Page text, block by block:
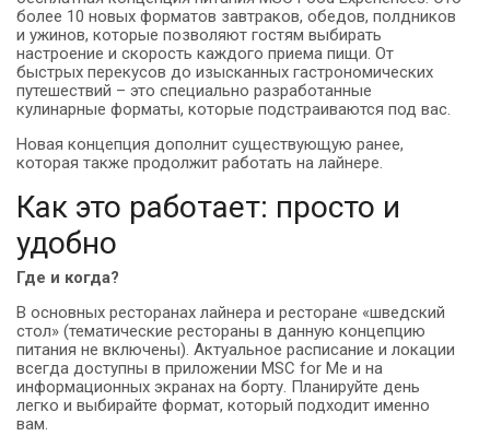
более 10 новых форматов завтраков, обедов, полдников
и ужинов, которые позволяют гостям выбирать
настроение и скорость каждого приема пищи. От
быстрых перекусов до изысканных гастрономических
путешествий – это специально разработанные
кулинарные форматы, которые подстраиваются под вас.
Новая концепция дополнит существующую ранее,
которая также продолжит работать на лайнере.
Как это работает: просто и
удобно
Где и когда?
В основных ресторанах лайнера и ресторане «шведский
стол» (тематические рестораны в данную концепцию
питания не включены). Актуальное расписание и локации
всегда доступны в приложении MSC for Me и на
информационных экранах на борту. Планируйте день
легко и выбирайте формат, который подходит именно
вам.